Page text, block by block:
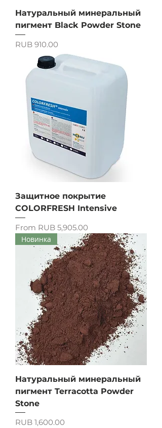
Натуральный минеральный
пигмент Black Powder Stone
Price
RUB 910.00
Защитное покрытие
COLORFRESH Intensive
From RUB 5,905.00
Sale Price
Новинка
Натуральный минеральный
пигмент Terracotta Powder
Stone
Price
RUB 1,600.00